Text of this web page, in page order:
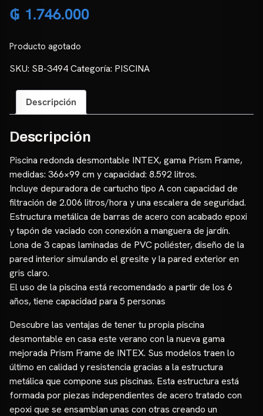
₲ 1.746.000
Producto agotado
SKU: SB-3494Categoría: PISCINA
Descripción
Descripción
Piscina redonda desmontable INTEX, gama Prism Frame,
medidas: 366×99 cm y capacidad: 8.592 litros.
Incluye depuradora de cartucho tipo A con capacidad de
filtración de 2.006 litros/hora y una escalera de seguridad.
Estructura metálica de barras de acero con acabado epoxi
y tapón de vaciado con conexión a manguera de jardín.
Lona de 3 capas laminadas de PVC poliéster, diseño de la
pared interior simulando el gresite y la pared exterior en
gris claro.
El uso de la piscina está recomendado a partir de los 6
años, tiene capacidad para 5 personas
Descubre las ventajas de tener tu propia piscina
desmontable en casa este verano con la nueva gama
mejorada Prism Frame de INTEX. Sus modelos traen lo
último en calidad y resistencia gracias a la estructura
metálica que compone sus piscinas. Esta estructura está
formada por piezas independientes de acero tratado con
epoxi que se ensamblan unas con otras creando un